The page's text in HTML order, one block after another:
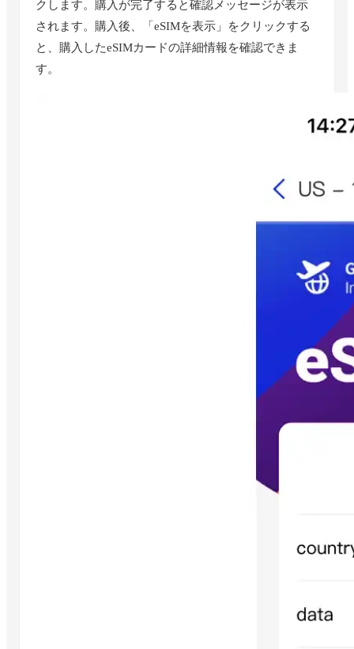
クします。購入が完了すると確認メッセージが表示
されます。購入後、「eSIMを表示」をクリックする
と、購入したeSIMカードの詳細情報を確認できま
す。